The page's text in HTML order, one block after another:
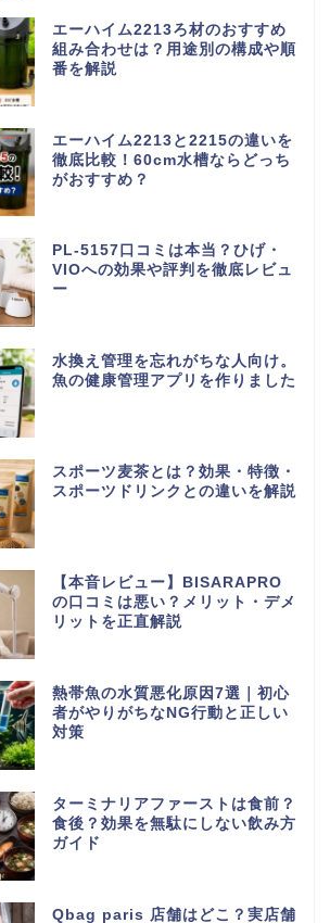
エーハイム2213ろ材のおすすめ
組み合わせは？用途別の構成や順
番を解説
エーハイム2213と2215の違いを
徹底比較！60cm水槽ならどっち
がおすすめ？
PL-5157口コミは本当？ひげ・
VIOへの効果や評判を徹底レビュ
ー
水換え管理を忘れがちな人向け。
魚の健康管理アプリを作りました
スポーツ麦茶とは？効果・特徴・
スポーツドリンクとの違いを解説
【本音レビュー】BISARAPRO
の口コミは悪い？メリット・デメ
リットを正直解説
熱帯魚の水質悪化原因7選｜初心
者がやりがちなNG行動と正しい
対策
ターミナリアファーストは食前？
食後？効果を無駄にしない飲み方
ガイド
Qbag paris 店舗はどこ？実店舗